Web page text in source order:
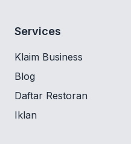
Services
Klaim Business
Blog
Daftar Restoran
Iklan